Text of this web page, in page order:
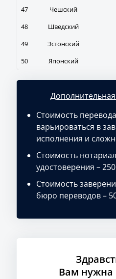
47
Чешский
48
Шведский
49
Эстонский
50
Японский
Стоимость
варьироваться в
исполнения и
Стоимость
удостоверения –
Стоимость
бюро переводов –
Вам